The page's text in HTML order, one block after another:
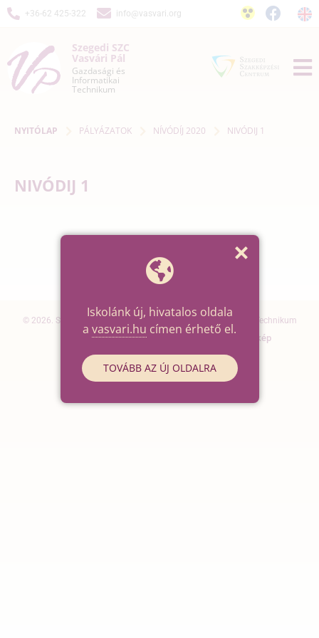
+36-62 425-322 info@vasvari.org
Szegedi SZC
Vasvári Pál
Gazdasági és
Informatikai
Technikum
NYITÓLAP PÁLYÁZATOK NÍVÓDÍJ 2020 NIVÓDIJ 1
NIVÓDIJ 1
© 2026. Szegedi SZC Vasvári Pál Gazdasági és Informatikai Technikum
Elérhetőségek Impresszum Oldaltérkép
Iskolánk új, hivatalos oldala
a vasvari.hu címen érhető el.
TOVÁBB AZ ÚJ OLDALRA